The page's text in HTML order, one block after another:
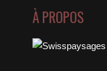
À PROPOS